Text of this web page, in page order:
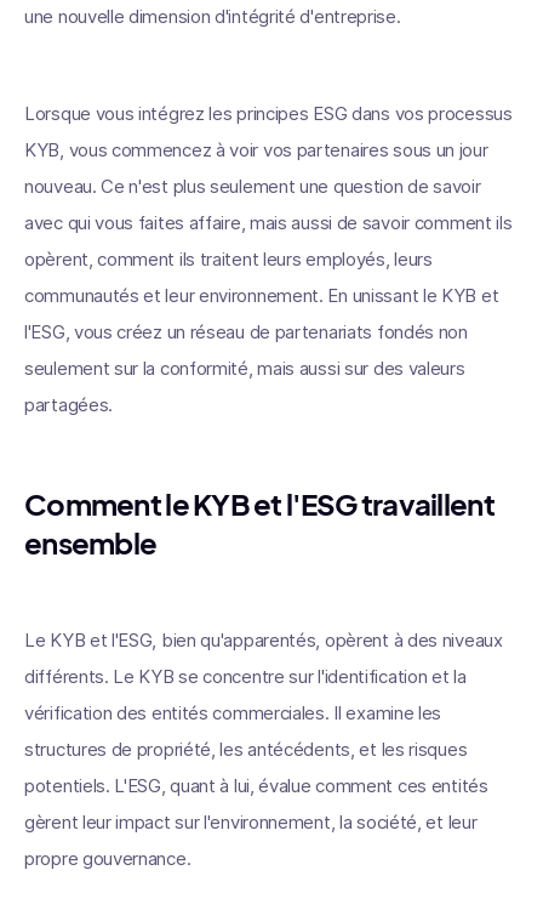
une nouvelle dimension d'intégrité d'entreprise.
Lorsque vous intégrez les principes ESG dans vos processus
KYB, vous commencez à voir vos partenaires sous un jour
nouveau. Ce n'est plus seulement une question de savoir
avec qui vous faites affaire, mais aussi de savoir comment ils
opèrent, comment ils traitent leurs employés, leurs
communautés et leur environnement. En unissant le KYB et
l'ESG, vous créez un réseau de partenariats fondés non
seulement sur la conformité, mais aussi sur des valeurs
partagées.
Comment le KYB et l'ESG travaillent
ensemble
Le KYB et l'ESG, bien qu'apparentés, opèrent à des niveaux
différents. Le KYB se concentre sur l'identification et la
vérification des entités commerciales. Il examine les
structures de propriété, les antécédents, et les risques
potentiels. L'ESG, quant à lui, évalue comment ces entités
gèrent leur impact sur l'environnement, la société, et leur
propre gouvernance.